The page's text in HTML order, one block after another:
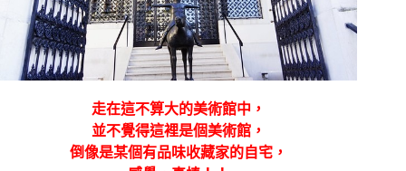
走在這不算大的美術館中，
並不覺得這裡是個美術館，
倒像是某個有品味收藏家的自宅，